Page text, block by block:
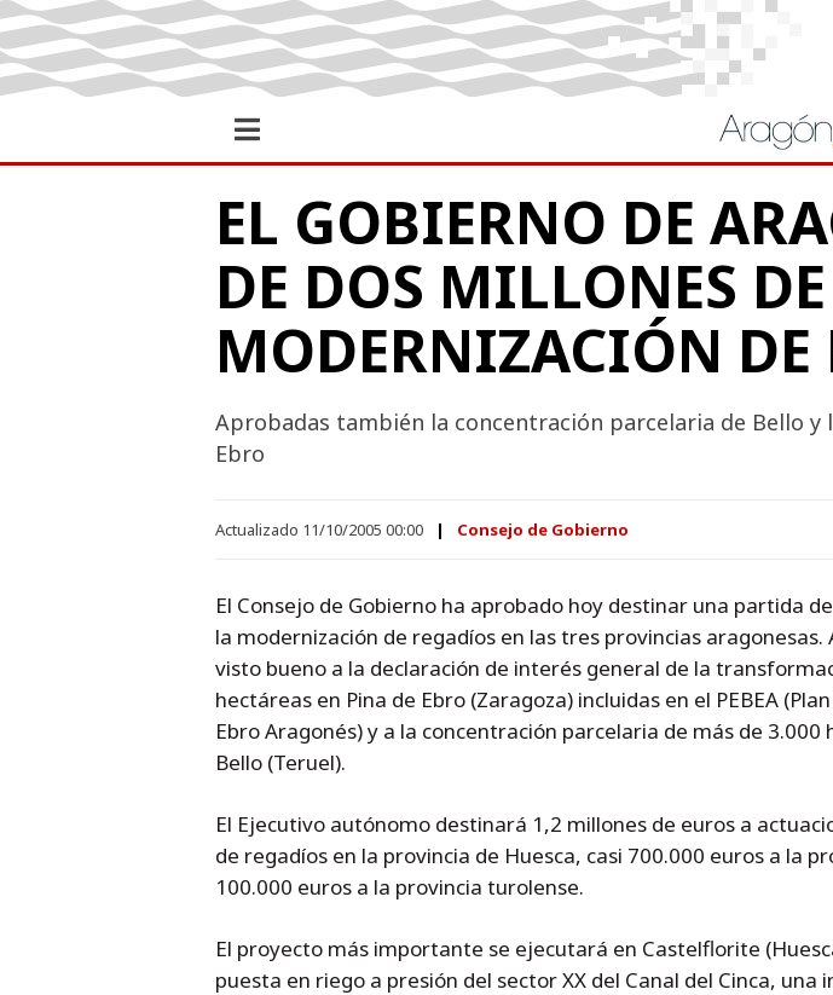
EL GOBIERNO DE
DE DOS MILLONES
MODERNIZACIÓN DE
Aprobadas también la concentración parcelaria de Bello y
Ebro
Actualizado 11/10/2005 00:00 Consejo de Gobierno
El Consejo de Gobierno ha aprobado hoy destinar una partida
la modernización de regadíos en las tres provincias aragonesas.
visto bueno a la declaración de interés general de la
hectáreas en Pina de Ebro (Zaragoza) incluidas en el PEBEA
Ebro Aragonés) y a la concentración parcelaria de más de 3.000
Bello (Teruel).
El Ejecutivo autónomo destinará 1,2 millones de euros a
de regadíos en la provincia de Huesca, casi 700.000 euros a la
100.000 euros a la provincia turolense.
El proyecto más importante se ejecutará en Castelflorite
puesta en riego a presión del sector XX del Canal del Cinca, una